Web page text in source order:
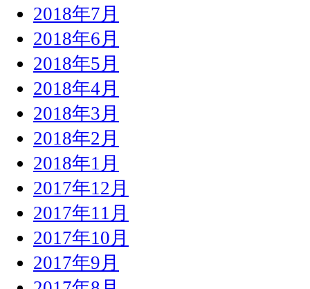
2018年7月
2018年6月
2018年5月
2018年4月
2018年3月
2018年2月
2018年1月
2017年12月
2017年11月
2017年10月
2017年9月